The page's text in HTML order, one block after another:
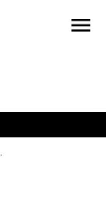
menu